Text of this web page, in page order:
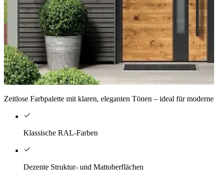
Zeitlose Farbpalette mit klaren, eleganten Tönen – ideal für
Klassische RAL-Farben
Dezente Struktur- und Mattoberflächen